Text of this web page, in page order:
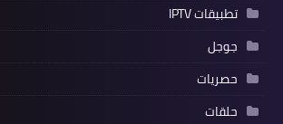
تطبيقات IPTV
جوجل
حصريات
حلقات